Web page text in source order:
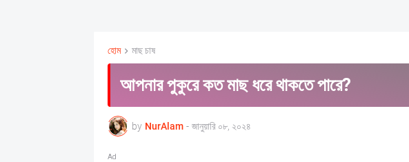
হোম মাছ চাষ
আপনার পুকুরে কত মাছ ধরে থাকতে পারে?
by NurAlam - জানুয়ারি ০৮, ২০২৪
Ad